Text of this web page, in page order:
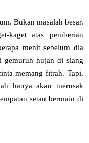
Bukan masalah besar.
kaget atas pemberian
menit sebelum dia
gemuruh hujan di siang
memang fitrah. Tapi,
hanya akan merusak
setan bermain di